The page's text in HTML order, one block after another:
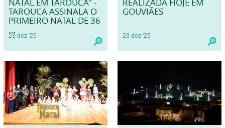
NATAL EM TAROUCA" -
TAROUCA ASSINALA O
PRIMEIRO NATAL DE 36
...
23 dez '25
REALIZADA HOJE EM
GOUVIÃES
23 dez '25